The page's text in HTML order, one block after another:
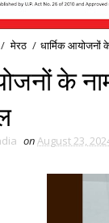
/ मेरठ / धार्मिक आयोजनों
के
onAugust 23,